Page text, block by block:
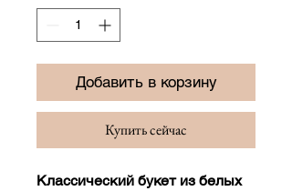
Добавить в корзину
Купить сейчас
Классический букет из белых